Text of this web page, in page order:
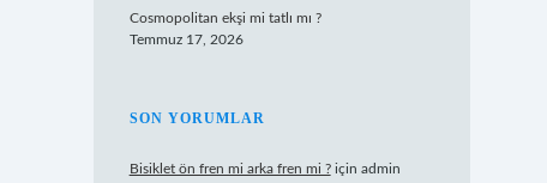
Cosmopolitan ekşi mi tatlı mı ?
Temmuz 17, 2026
SON YORUMLAR
Bisiklet ön fren mi arka fren mi ?için admin